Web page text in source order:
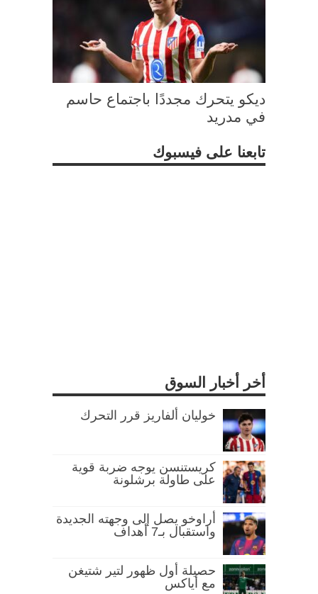
ديكو يتحرك مجددًا باجتماع حاسم
في مدريد
تابعنا على فيسبوك
أخر أخبار السوق
خوليان ألفاريز قرر التحرك
كريستنسن يوجه ضربة قوية
على طاولة برشلونة
أراوخو يصل إلى وجهته الجديدة
واستقبال بـ7 أهداف
حصيلة أول ظهور لتير شتيغن
مع أياكس